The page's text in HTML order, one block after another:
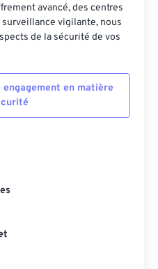
avancé, des centres
vigilante, nous
de la sécurité de vos
en matière